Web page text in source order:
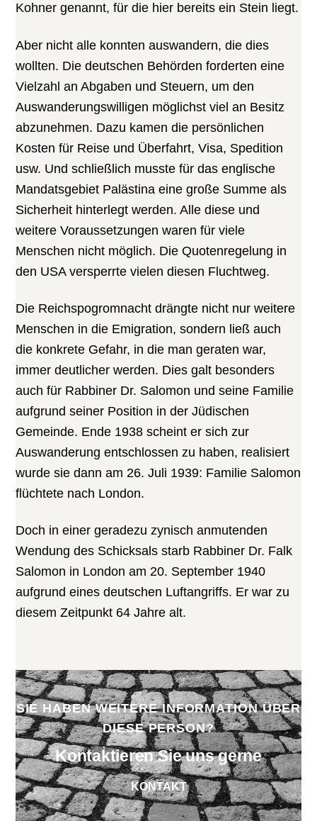
Kohner genannt, für die hier bereits ein Stein liegt.
Aber nicht alle konnten auswandern, die dies
wollten. Die deutschen Behörden forderten eine
Vielzahl an Abgaben und Steuern, um den
Auswanderungswilligen möglichst viel an Besitz
abzunehmen. Dazu kamen die persönlichen
Kosten für Reise und Überfahrt, Visa, Spedition
usw. Und schließlich musste für das englische
Mandatsgebiet Palästina eine große Summe als
Sicherheit hinterlegt werden. Alle diese und
weitere Voraussetzungen waren für viele
Menschen nicht möglich. Die Quotenregelung in
den USA versperrte vielen diesen Fluchtweg.
Die Reichspogromnacht drängte nicht nur weitere
Menschen in die Emigration, sondern ließ auch
die konkrete Gefahr, in die man geraten war,
immer deutlicher werden. Dies galt besonders
auch für Rabbiner Dr. Salomon und seine Familie
aufgrund seiner Position in der Jüdischen
Gemeinde. Ende 1938 scheint er sich zur
Auswanderung entschlossen zu haben, realisiert
wurde sie dann am 26. Juli 1939: Familie Salomon
flüchtete nach London.
Doch in einer geradezu zynisch anmutenden
Wendung des Schicksals starb Rabbiner Dr. Falk
Salomon in London am 20. September 1940
aufgrund eines deutschen Luftangriffs. Er war zu
diesem Zeitpunkt 64 Jahre alt.
SIE HABEN WEITERE INFORMATION ÜBER
DIESE PERSON?
Kontaktieren Sie uns gerne
KONTAKT